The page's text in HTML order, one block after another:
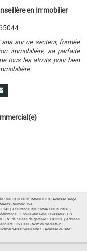
en Immobilier
ans sur ce secteur, formée
immobilière, sa parfaite
tous les atouts pour bien
INTER CENTRE IMMOBILIER | Adresse siège
| Numero TVA
| Assurance RCP : MMA ENTREPRISE |
: 1 boulevard René Levasseur - CS
| N° de caisse de garantie : 110335E | Adresse
: 160 000 | Nom du médiateur :
94300 VINCENNES | Adresse du site :